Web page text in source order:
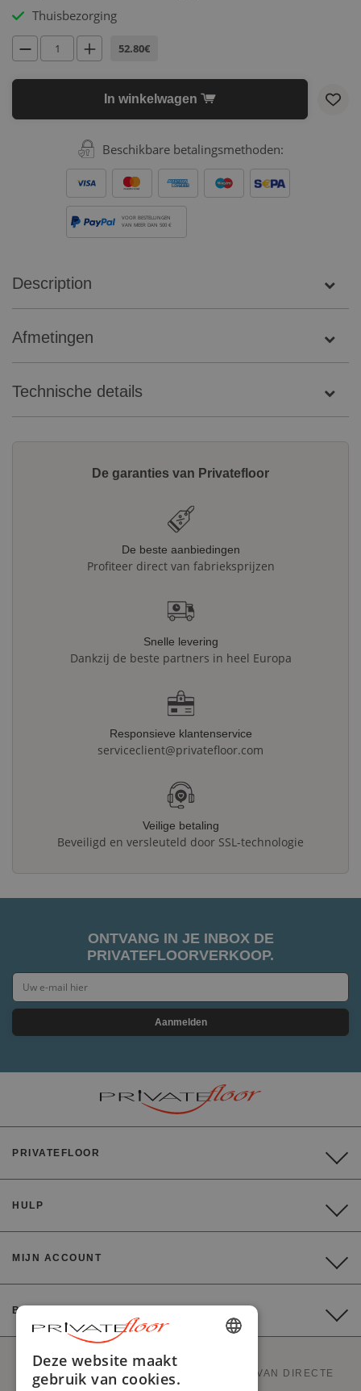
Thuisbezorging
52.80€
In winkelwagen
Beschikbare betalingsmethoden:
VOOR BESTELLINGEN
VAN MEER DAN 500 €
Description
Afmetingen
Technische details
De garanties van Privatefloor
De beste aanbiedingen
Profiteer direct van fabrieksprijzen
Snelle levering
Dankzij de beste partners in heel Europa
Responsieve klantenservice
serviceclient@privatefloor.com
Veilige betaling
Beveiligd en versleuteld door SSL-technologie
ONTVANG IN JE INBOX DE
PRIVATEFLOORVERKOOP.
Aanmelden
PRIVATEFLOOR
HULP
MIJN ACCOUNT
BETALING
PRIVATEFLOOR IS DE EERSTE WEBSITE VAN DIRECTE
Deze website maakt
gebruik van cookies.